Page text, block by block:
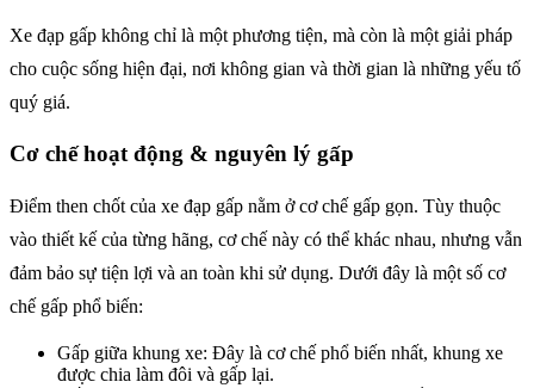
Xe đạp gấp không chỉ là một phương tiện, mà còn là một giải pháp
cho cuộc sống hiện đại, nơi không gian và thời gian là những yếu tố
quý giá.
Cơ chế hoạt động & nguyên lý gấp
Điểm then chốt của xe đạp gấp nằm ở cơ chế gấp gọn. Tùy thuộc
vào thiết kế của từng hãng, cơ chế này có thể khác nhau, nhưng vẫn
đảm bảo sự tiện lợi và an toàn khi sử dụng. Dưới đây là một số cơ
chế gấp phổ biến:
Gấp giữa khung xe: Đây là cơ chế phổ biến nhất, khung xe
được chia làm đôi và gấp lại.